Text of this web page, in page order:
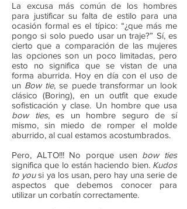
La excusa más común de los hombres
para justificar su falta de estilo para una
ocasión formal es el típico: “¿que más me
pongo si solo puedo usar un traje?” Sí, es
cierto que a comparación de las mujeres
las opciones son un poco limitadas, pero
esto no significa que se vistan de una
forma aburrida. Hoy en día con el uso de
un Bow tie, se puede transformar un look
clásico (Boring), en un outfit que exude
sofisticación y clase. Un hombre que usa
bow ties, es un hombre seguro de sí
mismo, sin miedo de romper el molde
aburrido, al cual estamos acostumbrados.
Pero, ALTO!!! No porque usen bow ties
significa que lo están haciendo bien. Kudos
to yousi ya los usan, pero hay una serie de
aspectos que debemos conocer para
utilizar un corbatín correctamente.